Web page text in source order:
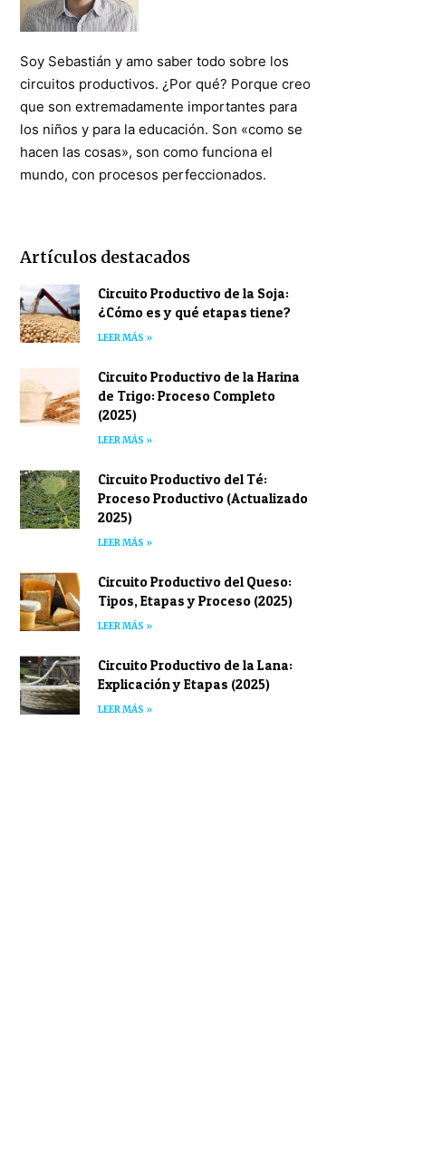
Soy Sebastián y amo saber todo sobre los
circuitos productivos. ¿Por qué? Porque creo
que son extremadamente importantes para
los niños y para la educación. Son «como se
hacen las cosas», son como funciona el
mundo, con procesos perfeccionados.
Artículos destacados
Circuito Productivo de la Soja:
¿Cómo es y qué etapas tiene?
LEER MÁS »
Circuito Productivo de la Harina
de Trigo: Proceso Completo
(2025)
LEER MÁS »
Circuito Productivo del Té:
Proceso Productivo (Actualizado
2025)
LEER MÁS »
Circuito Productivo del Queso:
Tipos, Etapas y Proceso (2025)
LEER MÁS »
Circuito Productivo de la Lana:
Explicación y Etapas (2025)
LEER MÁS »